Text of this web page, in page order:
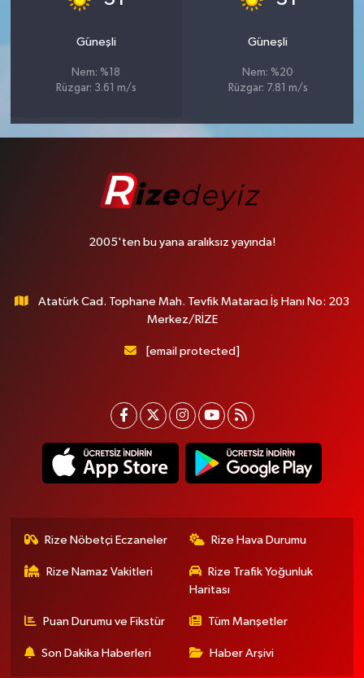
Güneşli
Nem: %18
Rüzgar: 3.61 m/s
Güneşli
Nem: %20
Rüzgar: 7.81 m/s
2005'ten bu yana aralıksız yayında!
Atatürk Cad. Tophane Mah. Tevfik Mataracı İş Hanı No: 203
Merkez/RİZE
[email protected]
Rize Nöbetçi Eczaneler Rize Hava Durumu
Rize Namaz Vakitleri
Rize Trafik Yoğunluk
Haritası
Puan Durumu ve Fikstür Tüm Manşetler
Son Dakika Haberleri Haber Arşivi